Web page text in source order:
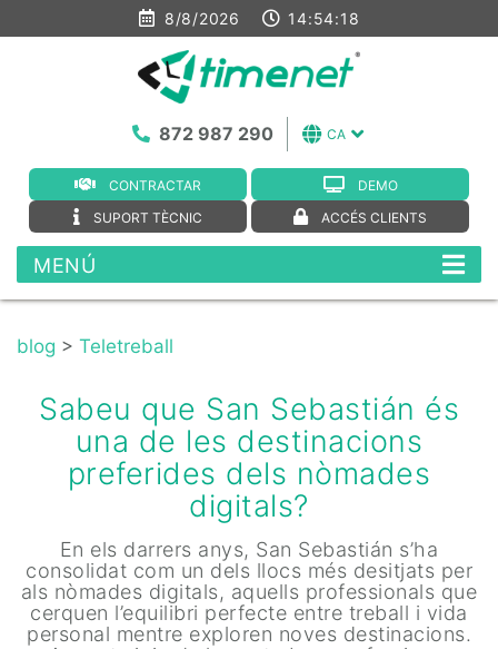
8/8/2026 14:54:18
CONTRACTAR
DEMO
SUPORT TÈCNIC
ACCÉS CLIENTS
CA
872 987 290
MENÚ
blog > Teletreball
Sabeu que San Sebastián és
una de les destinacions
preferides dels nòmades
digitals?
En els darrers anys, San Sebastián s’ha
consolidat com un dels llocs més desitjats per
als nòmades digitals, aquells professionals que
cerquen l’equilibri perfecte entre treball i vida
personal mentre exploren noves destinacions.